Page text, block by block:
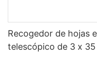
Recogedor de hojas
telescópico de 3 x